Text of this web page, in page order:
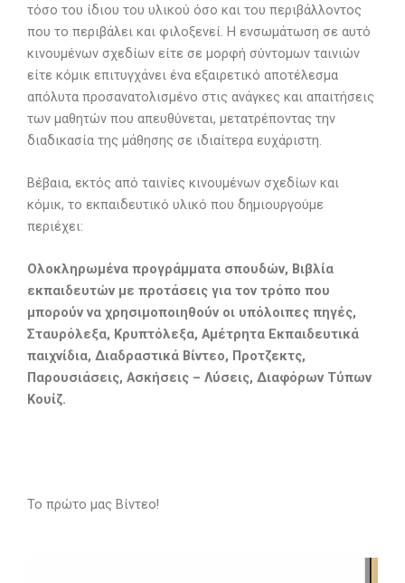
τόσο του ίδιου του υλικού όσο και του περιβάλλοντος
που το περιβάλει και φιλοξενεί. Η ενσωμάτωση σε αυτό
κινουμένων σχεδίων είτε σε μορφή σύντομων ταινιών
είτε κόμικ επιτυγχάνει ένα εξαιρετικό αποτέλεσμα
απόλυτα προσανατολισμένο στις ανάγκες και απαιτήσεις
των μαθητών που απευθύνεται, μετατρέποντας την
διαδικασία της μάθησης σε ιδιαίτερα ευχάριστη.
Βέβαια, εκτός από ταινίες κινουμένων σχεδίων και
κόμικ, το εκπαιδευτικό υλικό που δημιουργούμε
περιέχει:
Ολοκληρωμένα προγράμματα σπουδών, Βιβλία
εκπαιδευτών με προτάσεις για τον τρόπο που
μπορούν να χρησιμοποιηθούν οι υπόλοιπες πηγές,
Σταυρόλεξα, Κρυπτόλεξα, Αμέτρητα Εκπαιδευτικά
παιχνίδια, Διαδραστικά Βίντεο, Προτζεκτς,
Παρουσιάσεις, Ασκήσεις – Λύσεις, Διαφόρων Τύπων
Κουίζ.
Το πρώτο μας Βίντεο!